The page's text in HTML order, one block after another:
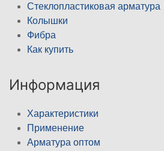
Стеклопластиковая арматура
Колышки
Фибра
Как купить
Информация
Характеристики
Применение
Арматура оптом